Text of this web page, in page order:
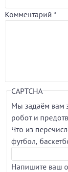
Комментарий *
CAPTCHA
Мы задаём вам
робот и
Что из
футбол,
Напишите ваш